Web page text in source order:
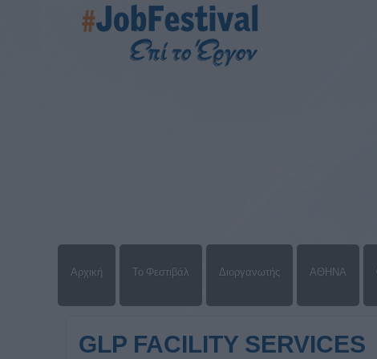
Αρχική Το Φεστιβάλ Διοργανωτής ΑΘΗΝΑ
GLP FACILITY SERVICES